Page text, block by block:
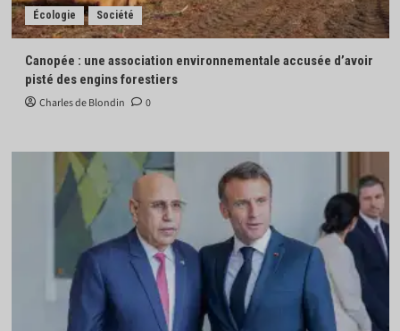
Écologie Société
Canopée : une association environnementale accusée d’avoir
pisté des engins forestiers
Charles de Blondin 0